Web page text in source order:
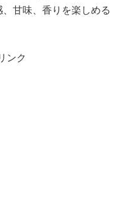
甘味、香りを楽しめる
ンク